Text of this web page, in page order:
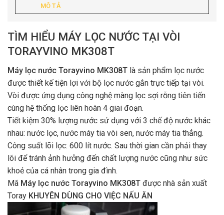
MÔ TẢ
TÌM HIỂU MÁY LỌC NƯỚC TẠI VÒI
TORAYVINO MK308T
Máy lọc nước Torayvino MK308T là sản phẩm lọc nước
được thiết kế tiện lợi với bộ lọc nước gắn trực tiếp tại vòi.
Vòi được ứng dụng công nghệ màng lọc sợi rỗng tiên tiến
cùng hệ thống lọc liên hoàn 4 giai đoạn.
Tiết kiệm 30% lượng nước sử dụng với 3 chế độ nước khác
nhau: nước lọc, nước máy tia vòi sen, nước máy tia thẳng.
Công suất lõi lọc: 600 lít nước. Sau thời gian cần phải thay
lõi để tránh ảnh hưởng đến chất lượng nước cũng như sức
khoẻ của cá nhân trong gia đình.
Mã Máy lọc nước Torayvino MK308T được nhà sản xuất
Toray KHUYÊN DÙNG CHO VIỆC NẤU ĂN